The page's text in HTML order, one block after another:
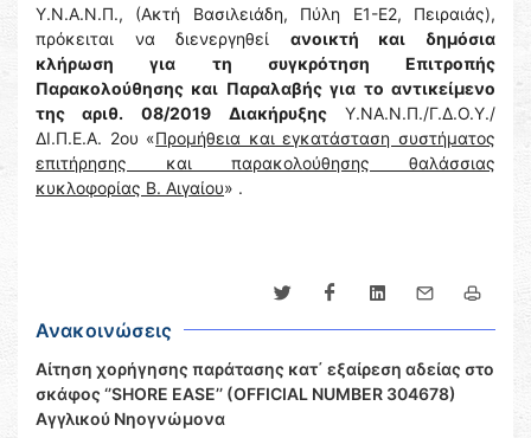
Υ.Ν.Α.Ν.Π., (Ακτή Βασιλειάδη, Πύλη Ε1-Ε2, Πειραιάς),
πρόκειται να διενεργηθεί ανοικτή και δημόσια
κλήρωση για τη συγκρότηση Επιτροπής
Παρακολούθησης και Παραλαβής για το αντικείμενο
της αριθ. 08/2019
ΔιακήρυξηςΥ.ΝΑ.Ν.Π./Γ.Δ.Ο.Υ./
ΔΙ.Π.Ε.Α. 2ου «Προμήθεια και εγκατάσταση συστήματος
επιτήρησης και παρακολούθησης θαλάσσιας
κυκλοφορίας Β. Αιγαίου» .
Ανακοινώσεις
Αίτηση χορήγησης παράτασης κατ΄ εξαίρεση αδείας στο
σκάφος ‘’SHORE EASE’’ (OFFICIAL NUMBER 304678)
Αγγλικού Νηογνώμονα